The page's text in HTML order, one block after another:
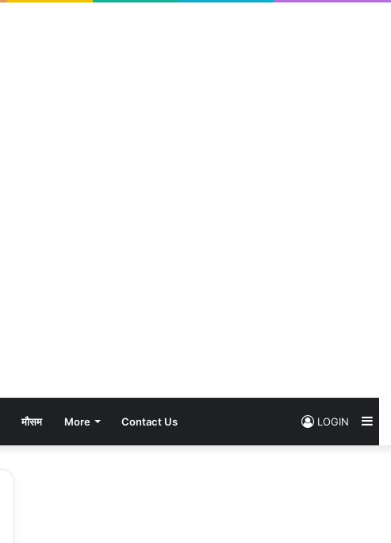
मौसम More Contact Us LOGIN